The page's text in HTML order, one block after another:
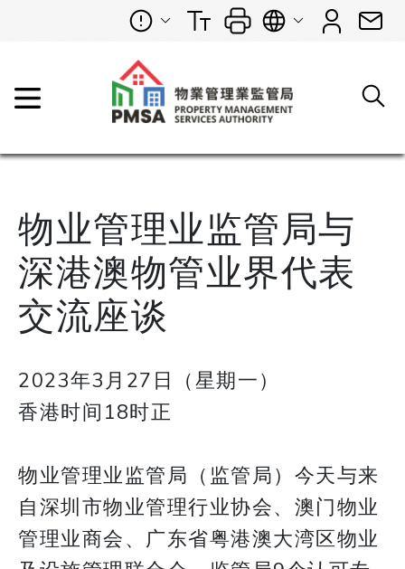
物业管理业监管局与
深港澳物管业界代表
交流座谈
2023年3月27日（星期一）
香港时间18时正
物业管理业监管局（监管局）今天与来
自深圳市物业管理行业协会、澳门物业
管理业商会、广东省粤港澳大湾区物业